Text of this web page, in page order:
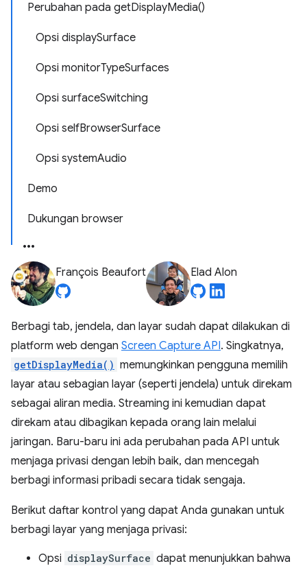
Perubahan pada getDisplayMedia()
Opsi displaySurface
Opsi monitorTypeSurfaces
Opsi surfaceSwitching
Opsi selfBrowserSurface
Opsi systemAudio
Demo
Dukungan browser
François Beaufort Elad Alon
Berbagi tab, jendela, dan layar sudah dapat dilakukan di
platform web dengan Screen Capture API. Singkatnya,
getDisplayMedia() memungkinkan pengguna memilih
layar atau sebagian layar (seperti jendela) untuk direkam
sebagai aliran media. Streaming ini kemudian dapat
direkam atau dibagikan kepada orang lain melalui
jaringan. Baru-baru ini ada perubahan pada API untuk
menjaga privasi dengan lebih baik, dan mencegah
berbagi informasi pribadi secara tidak sengaja.
Berikut daftar kontrol yang dapat Anda gunakan untuk
berbagi layar yang menjaga privasi:
Opsi displaySurface dapat menunjukkan bahwa